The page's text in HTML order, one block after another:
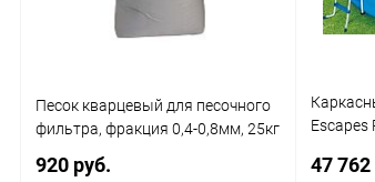
Песок кварцевый для песочного
фильтра, фракция 0,4-0,8мм, 25кг
920 руб.
Escapes
47 762